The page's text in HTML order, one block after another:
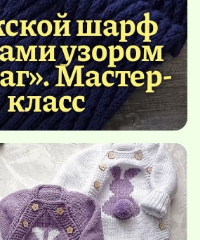
шарф
узором
Мастер-
класс